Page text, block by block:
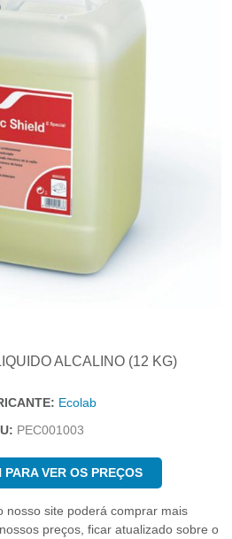
ALCALINO (12 KG)
Ecolab
PEC001003
PARA VER OS PREÇOS
nosso site poderá comprar mais
preços, ficar atualizado sobre o